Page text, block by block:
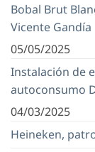
Bobal Brut
Vicente Gandía
05/05/2025
Instalación de
autoconsumo
04/03/2025
Heineken,